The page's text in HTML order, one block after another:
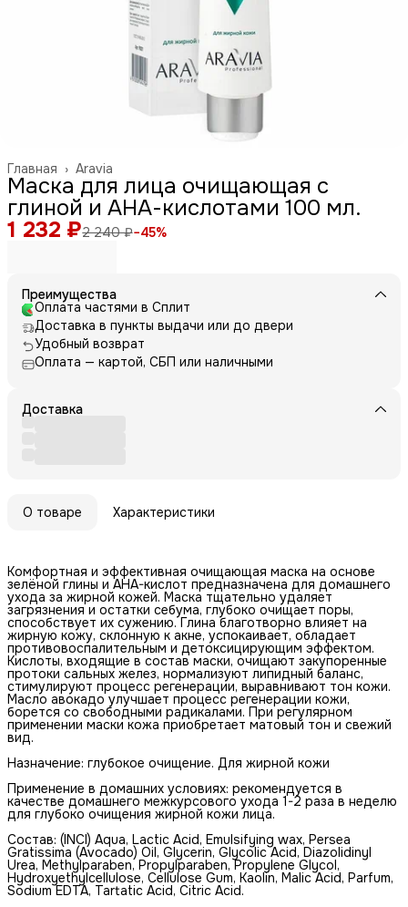
Aravia
Главная ›
Маска для лица очищающая с
глиной и АНА-кислотами 100 мл.
1 232 ₽2 240 ₽−45%
Преимущества
Оплата частями в Сплит
Доставка в пункты выдачи или до двери
Удобный возврат
Оплата — картой, СБП или наличными
Доставка
О товаре Характеристики
Комфортная и эффективная очищающая маска на основе
зелёной глины и AHA-кислот предназначена для домашнего
ухода за жирной кожей. Маска тщательно удаляет
загрязнения и остатки себума, глубоко очищает поры,
способствует их сужению. Глина благотворно влияет на
жирную кожу, склонную к акне, успокаивает, обладает
противовоспалительным и детоксицирующим эффектом.
Кислоты, входящие в состав маски, очищают закупоренные
протоки сальных желез, нормализуют липидный баланс,
стимулируют процесс регенерации, выравнивают тон кожи.
Масло авокадо улучшает процесс регенерации кожи,
борется со свободными радикалами. При регулярном
применении маски кожа приобретает матовый тон и свежий
вид.
Назначение: глубокое очищение. Для жирной кожи
Применение в домашних условиях: рекомендуется в
качестве домашнего межкурсового ухода 1-2 раза в неделю
для глубоко очищения жирной кожи лица.
Состав: (INCI) Aqua, Lactic Acid, Emulsifying wax, Persea
Gratissima (Avocado) Oil, Glycerin, Glycolic Acid, Diazolidinyl
Urea, Methylparaben, Propylparaben, Propylene Glycol,
Hydroxyethylcellulose, Cellulose Gum, Kaolin, Malic Acid, Parfum,
Sodium EDTA, Tartatic Acid, Citric Acid.